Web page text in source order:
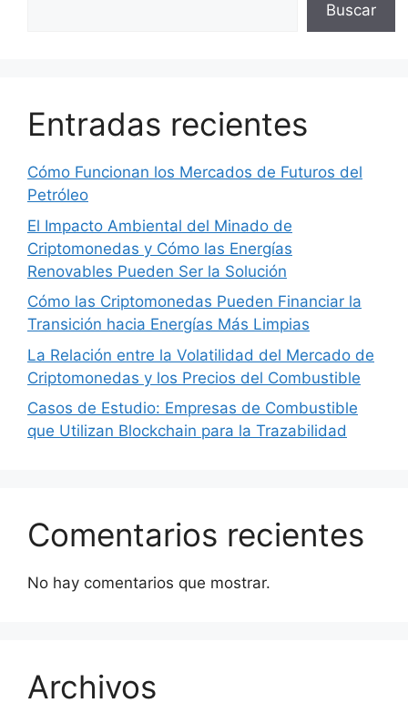
Buscar
Entradas recientes
Cómo Funcionan los Mercados de Futuros del
Petróleo
El Impacto Ambiental del Minado de
Criptomonedas y Cómo las Energías
Renovables Pueden Ser la Solución
Cómo las Criptomonedas Pueden Financiar la
Transición hacia Energías Más Limpias
La Relación entre la Volatilidad del Mercado de
Criptomonedas y los Precios del Combustible
Casos de Estudio: Empresas de Combustible
que Utilizan Blockchain para la Trazabilidad
Comentarios recientes
No hay comentarios que mostrar.
Archivos